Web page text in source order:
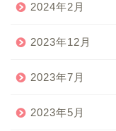
2024年2月
2023年12月
2023年7月
2023年5月